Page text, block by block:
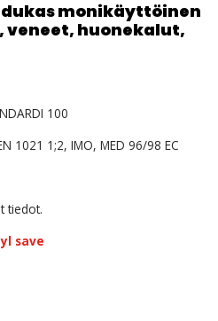
monikäyttöinen
veneet, huonekalut,
100
1021 1;2, IMO, MED 96/98 EC
tiedot.
save